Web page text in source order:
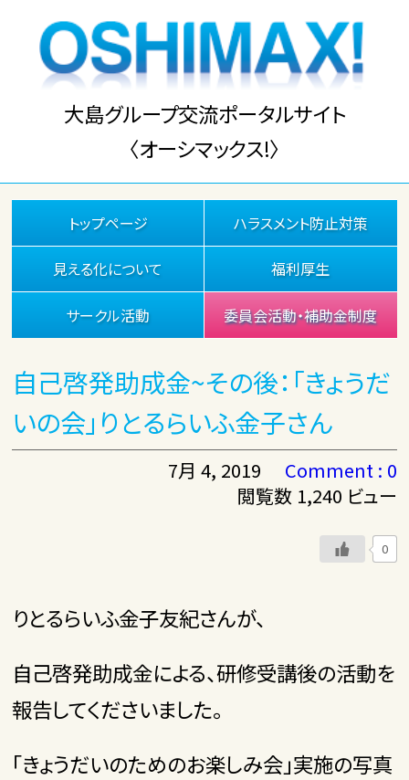
大島グループ交流ポータルサイト
〈オーシマックス!〉
トップページ ハラスメント防止対策
見える化について 福利厚生
サークル活動 委員会活動・補助金制度
自己啓発助成金~その後：「きょうだ
いの会」りとるらいふ金子さん
7月 4, 2019
Comment : 0
閲覧数 1,240 ビュー
0
りとるらいふ金子友紀さんが、
自己啓発助成金による、研修受講後の活動を
報告してくださいました。
「きょうだいのためのお楽しみ会」実施の写真